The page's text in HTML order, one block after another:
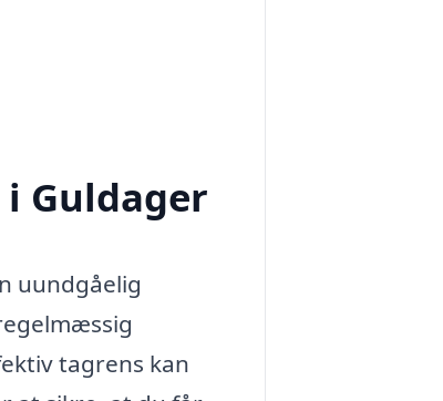
Guldager
uundgåelig
tagrens kan